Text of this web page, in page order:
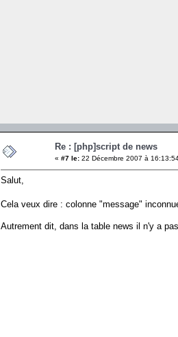
Re : [php]script de news
« #7 le: 22 Décembre 2007 à
Salut,
Cela veux dire : colonne "message"
Autrement dit, dans la table news il n'y a